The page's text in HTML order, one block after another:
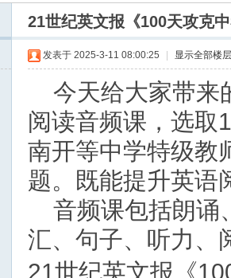
›
21世纪英文报《100天攻克
发表于 2025-3-11 08:00:25 显示全部楼层
今天给大家带来
阅读音频课，选取
南开等中学特级教
题。既能提升英语
音频课包括朗诵
汇、句子、听力、
21世纪英文报《